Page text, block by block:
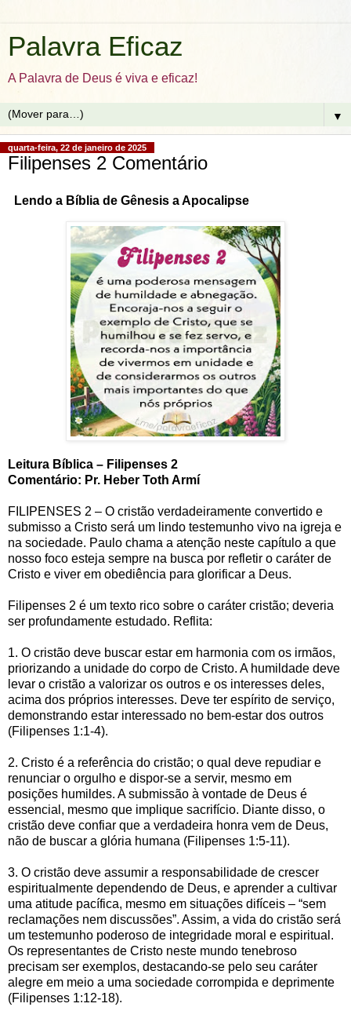
Palavra Eficaz
A Palavra de Deus é viva e eficaz!
▼
quarta-feira, 22 de janeiro de 2025
Filipenses 2 Comentário
Lendo a Bíblia de Gênesis a Apocalipse
Leitura Bíblica – Filipenses 2
Comentário: Pr. Heber Toth Armí
FILIPENSES 2 – O cristão verdadeiramente convertido e
submisso a Cristo será um lindo testemunho vivo na igreja e
na sociedade. Paulo chama a atenção neste capítulo a que
nosso foco esteja sempre na busca por refletir o caráter de
Cristo e viver em obediência para glorificar a Deus.
Filipenses 2 é um texto rico sobre o caráter cristão; deveria
ser profundamente estudado. Reflita:
1. O cristão deve buscar estar em harmonia com os irmãos,
priorizando a unidade do corpo de Cristo. A humildade deve
levar o cristão a valorizar os outros e os interesses deles,
acima dos próprios interesses. Deve ter espírito de serviço,
demonstrando estar interessado no bem-estar dos outros
(Filipenses 1:1-4).
2. Cristo é a referência do cristão; o qual deve repudiar e
renunciar o orgulho e dispor-se a servir, mesmo em
posições humildes. A submissão à vontade de Deus é
essencial, mesmo que implique sacrifício. Diante disso, o
cristão deve confiar que a verdadeira honra vem de Deus,
não de buscar a glória humana (Filipenses 1:5-11).
3. O cristão deve assumir a responsabilidade de crescer
espiritualmente dependendo de Deus, e aprender a cultivar
uma atitude pacífica, mesmo em situações difíceis – “sem
reclamações nem discussões”. Assim, a vida do cristão será
um testemunho poderoso de integridade moral e espiritual.
Os representantes de Cristo neste mundo tenebroso
precisam ser exemplos, destacando-se pelo seu caráter
alegre em meio a uma sociedade corrompida e deprimente
(Filipenses 1:12-18).